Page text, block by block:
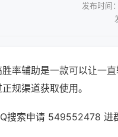
发布时间
率辅助是一款可以让一
规渠道获取使用。
搜索申请 549552478 进